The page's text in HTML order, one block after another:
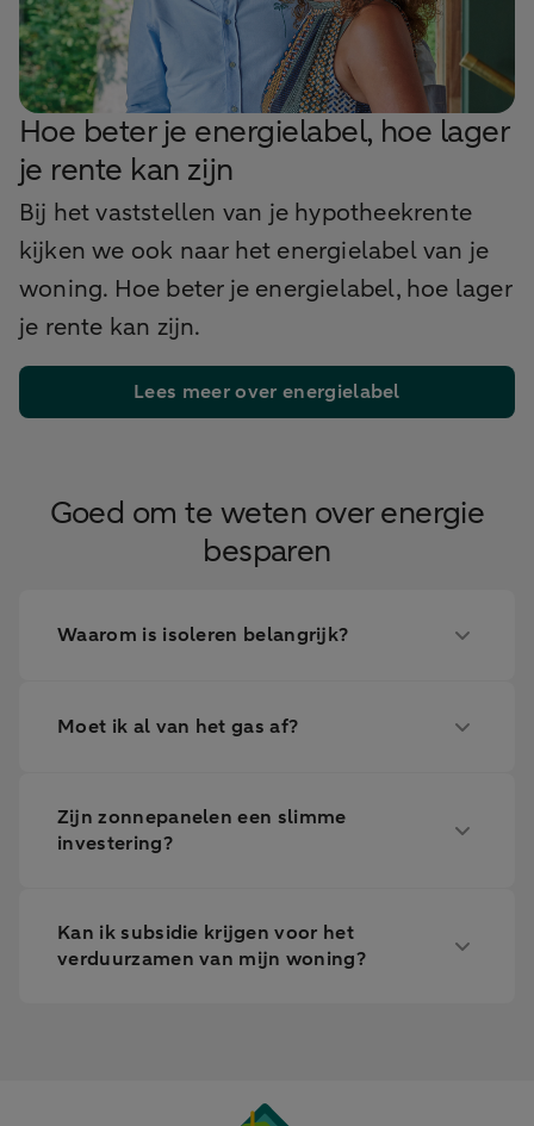
Hoe beter je energielabel, hoe lager
je rente kan zijn
Bij het vaststellen van je hypotheekrente
kijken we ook naar het energielabel van je
woning. Hoe beter je energielabel, hoe lager
je rente kan zijn.
Lees meer over energielabel
Goed om te weten over energie
besparen
Waarom is isoleren belangrijk?
Moet ik al van het gas af?
Zijn zonnepanelen een slimme
investering?
Kan ik subsidie krijgen voor het
verduurzamen van mijn woning?